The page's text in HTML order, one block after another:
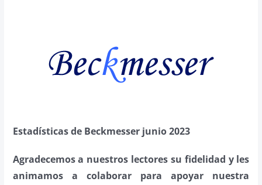
Estadísticas de Beckmesser junio 2023
Agradecemos a nuestros lectores su fidelidad y les
animamos a colaborar para apoyar nuestra